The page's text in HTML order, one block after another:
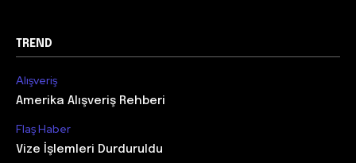
TREND
Alışveriş
Amerika Alışveriş Rehberi
Flaş Haber
Vize İşlemleri Durduruldu